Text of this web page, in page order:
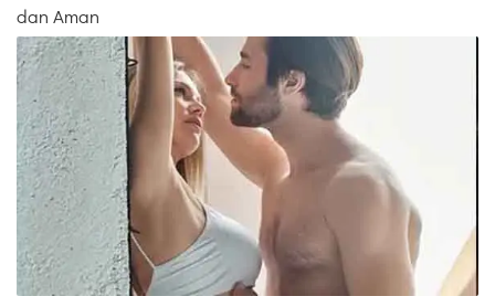
dan Aman